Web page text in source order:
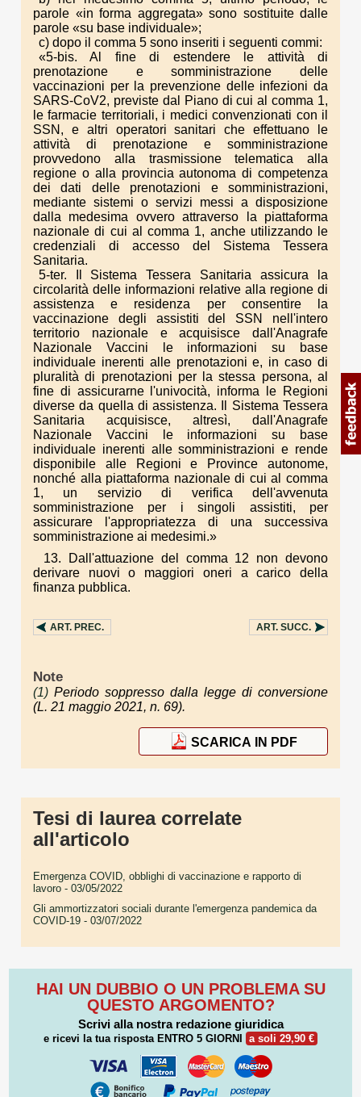
parole «in forma aggregata» sono sostituite dalle
parole «su base individuale»;
c) dopo il comma 5 sono inseriti i seguenti commi:
«5-bis. Al fine di estendere le attività di
prenotazione e somministrazione delle
vaccinazioni per la prevenzione delle infezioni da
SARS-CoV2, previste dal Piano di cui al comma 1,
le farmacie territoriali, i medici convenzionati con il
SSN, e altri operatori sanitari che effettuano le
attività di prenotazione e somministrazione
provvedono alla trasmissione telematica alla
regione o alla provincia autonoma di competenza
dei dati delle prenotazioni e somministrazioni,
mediante sistemi o servizi messi a disposizione
dalla medesima ovvero attraverso la piattaforma
nazionale di cui al comma 1, anche utilizzando le
credenziali di accesso del Sistema Tessera
Sanitaria.
5-ter. Il Sistema Tessera Sanitaria assicura la
circolarità delle informazioni relative alla regione di
assistenza e residenza per consentire la
vaccinazione degli assistiti del SSN nell'intero
territorio nazionale e acquisisce dall'Anagrafe
Nazionale Vaccini le informazioni su base
individuale inerenti alle prenotazioni e, in caso di
pluralità di prenotazioni per la stessa persona, al
fine di assicurarne l'univocità, informa le Regioni
diverse da quella di assistenza. Il Sistema Tessera
Sanitaria acquisisce, altresì, dall'Anagrafe
Nazionale Vaccini le informazioni su base
individuale inerenti alle somministrazioni e rende
disponibile alle Regioni e Province autonome,
nonché alla piattaforma nazionale di cui al comma
1, un servizio di verifica dell'avvenuta
somministrazione per i singoli assistiti, per
assicurare l'appropriatezza di una successiva
somministrazione ai medesimi.»
13. Dall'attuazione del comma 12 non devono
derivare nuovi o maggiori oneri a carico della
finanza pubblica.
ART. PREC. ART. SUCC.
Note
(1) Periodo soppresso dalla legge di conversione
(L. 21 maggio 2021, n. 69).
SCARICA IN PDF
Tesi di laurea correlate
all'articolo
Emergenza COVID, obblighi di vaccinazione e rapporto di
lavoro - 03/05/2022
Gli ammortizzatori sociali durante l'emergenza pandemica da
COVID-19 - 03/07/2022
HAI UN DUBBIO O UN PROBLEMA SU
QUESTO ARGOMENTO?
Scrivi alla nostra redazione giuridica
e ricevi la tua risposta ENTRO 5 GIORNI a soli 29,90 €